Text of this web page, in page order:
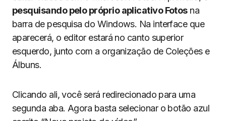
pesquisando pelo próprio aplicativo Fotosna
barra de pesquisa do Windows. Na interface que
aparecerá, o editor estará no canto superior
esquerdo, junto com a organização de Coleções e
Álbuns.
Clicando ali, você será redirecionado para uma
segunda aba. Agora basta selecionar o botão azul